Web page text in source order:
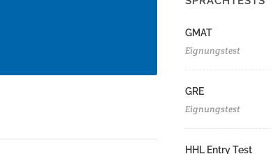
GMAT
Eignungstest
GRE
Eignungstest
HHL Entry Test